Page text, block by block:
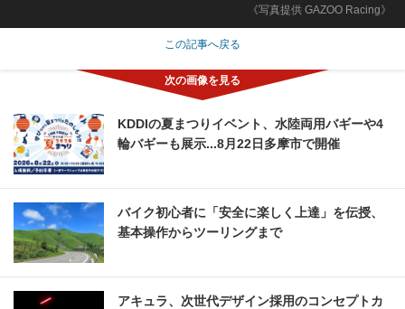
《写真提供 GAZOO Racing》
この記事へ戻る
KDDIの夏まつりイベント、水陸両用バギーや4
輪バギーも展示...8月22日多摩市で開催
バイク初心者に「安全に楽しく上達」を伝授、
基本操作からツーリングまで
アキュラ、次世代デザイン採用のコンセプトカ